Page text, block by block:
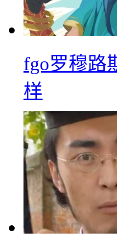
fgo罗穆路
样